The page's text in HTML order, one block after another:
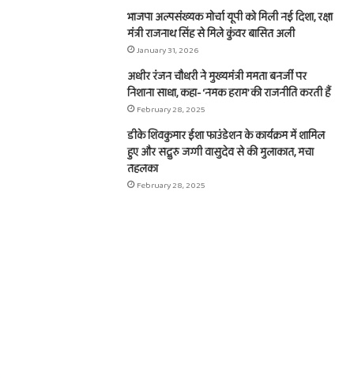
भाजपा अल्पसंख्यक मोर्चा यूपी को मिली नई दिशा, रक्षा
मंत्री राजनाथ सिंह से मिले कुंवर बासित अली
January 31, 2026
अधीर रंजन चौधरी ने मुख्यमंत्री ममता बनर्जी पर
निशाना साधा, कहा- ‘नमक हराम’ की राजनीति करती हैं
February 28, 2025
डीके शिवकुमार ईशा फाउंडेशन के कार्यक्रम में शामिल
हुए और सद्गुरु जग्गी वासुदेव से की मुलाकात, मचा
तहलका
February 28, 2025